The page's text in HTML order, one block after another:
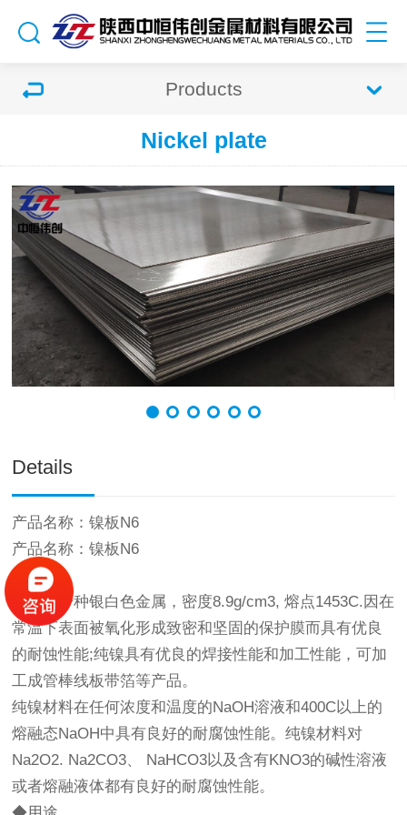
Products
Nickel plate
Details
产品名称：镍板N6
产品名称：镍板N6
◆特性
纯镍是一种银白色金属，密度8.9g/cm3, 熔点1453C.因在
常温下表面被氧化形成致密和坚固的保护膜而具有优良
的耐蚀性能;纯镍具有优良的焊接性能和加工性能，可加
工成管棒线板带箔等产品。
纯镍材料在任何浓度和温度的NaOH溶液和400C以上的
熔融态NaOH中具有良好的耐腐蚀性能。纯镍材料对
Na2O2. Na2CO3、 NaHCO3以及含有KNO3的碱性溶液
或者熔融液体都有良好的耐腐蚀性能。